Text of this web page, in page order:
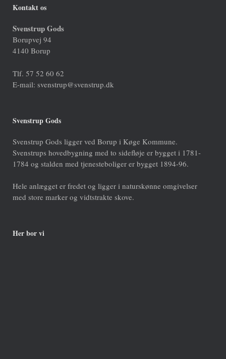
Kontakt os
Svenstrup Gods
Borupvej 94
4140 Borup
Tlf. 57 52 60 62
E-mail: svenstrup@svenstrup.dk
Svenstrup Gods
Svenstrup Gods ligger ved Borup i Køge Kommune.
Svenstrups hovedbygning med to sidefløje er bygget i 1781-
1784 og stalden med tjenesteboliger er bygget 1894-96.
Hele anlægget er fredet og ligger i naturskønne omgivelser
med store marker og vidtstrakte skove.
Her bor vi